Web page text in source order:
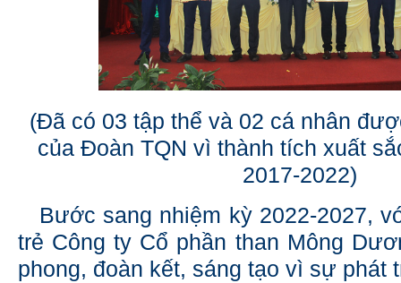
(Đã có 03 tập thể và 02 cá nhân
của Đoàn TQN vì thành tích xuất
2017-2022)
Bước sang nhiệm kỳ 2022-2027,
trẻ Công ty Cổ phần than Mông
phong, đoàn kết, sáng tạo vì sự phát